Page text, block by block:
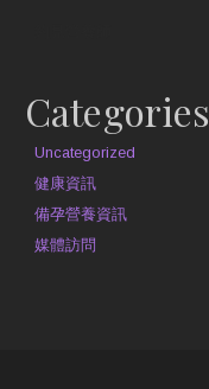
Categories
Uncategorized
健康資訊
備孕營養資訊
媒體訪問